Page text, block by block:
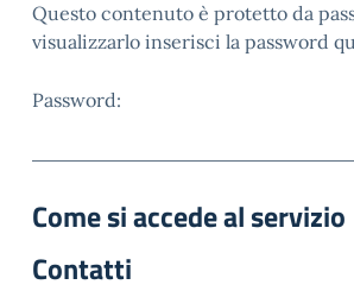
Questo contenuto è protetto da
visualizzarlo inserisci la password
Password:
Come si accede al servizio
Contatti